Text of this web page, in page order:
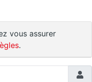
vous assurer
.